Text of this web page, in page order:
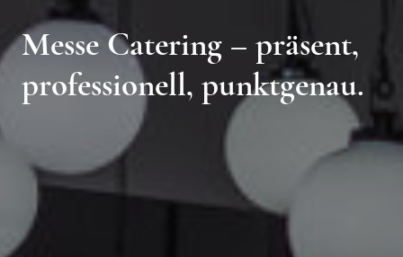
Messe Catering – präsent,
professionell, punktgenau.